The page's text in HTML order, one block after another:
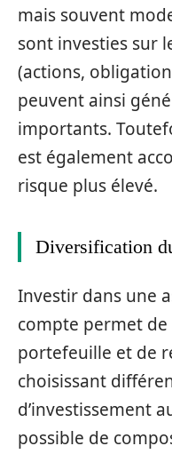
mais souvent
sont investies sur
(actions,
peuvent ainsi
importants.
est également
risque plus élevé.
Diversification
Investir dans une
compte permet de
portefeuille et de
choisissant
d’investissement
possible de